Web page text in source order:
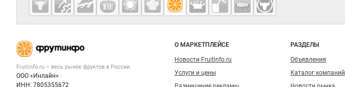
Fruitinfo.ru
— рынок
фруктов
Fruitinfo.ru – весь рынок фруктов в России.
ООО «Инлайн»
ИНН: 7805355672
О МАРКЕТПЛЕЙСЕ
Новости Fruitinfo.ru
Услуги и цены
РАЗДЕЛЫ
Объявления
Каталог компаний